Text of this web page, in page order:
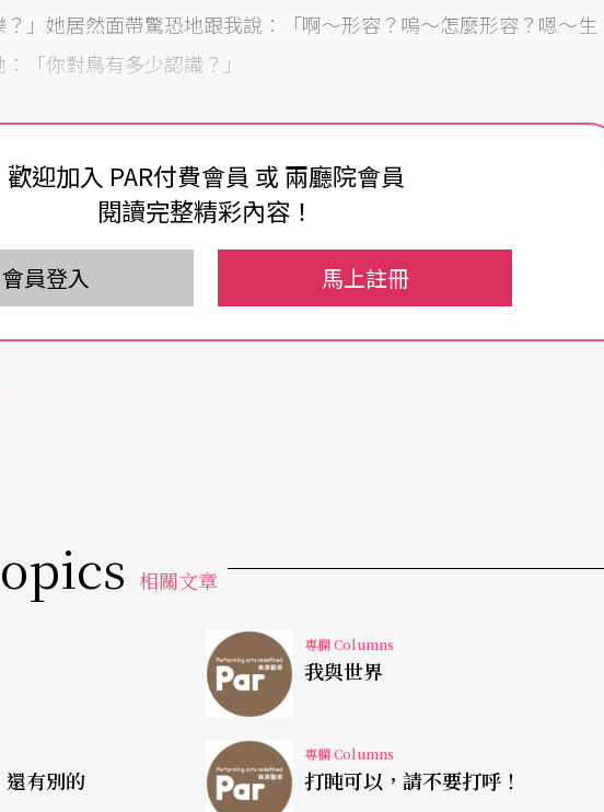
」她居然面帶驚恐地跟我說：「啊～形容？嗚～怎麼形容？嗯～生
「你對鳥有多少認識？」
萊姆下的蛋，其實我不是很肯定。總之，我實在是沒料想到我可能又要
華妍一定會很興奮，這兩隻鸚鵡是她去年的生日禮物，她總是一天到
寶嗎？」而我通常的回答都是：「應該不會。」
小的蛋在鳥籠裡時，我驚訝得目瞪口呆。接著，我開始興奮得手舞足
個女兒都在學校。我看著我家正懶懶地倒在地上睡到打呼的黃金獵犬
接小女兒放學，一見到她，就迫不及待地跟她說：「我們的鳥下了一
得好燦爛，接著她就以機關槍的速度問了一連串的問題：
歡迎加入 PAR付費會員 或 兩廳院會員
閱讀完整精彩內容！
會員登入 馬上註冊
相關文章
專欄 Columns
我與世界
還有別的
專欄 Columns
打盹可以，請不要打呼！